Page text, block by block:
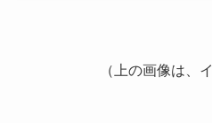
（上の画像は、